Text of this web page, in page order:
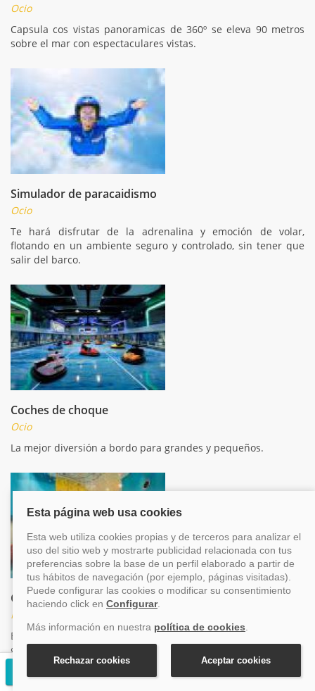
Ocio
Capsula cos vistas panoramicas de 360º se eleva 90 metros
sobre el mar con espectaculares vistas.
Simulador de paracaidismo
Ocio
Te hará disfrutar de la adrenalina y emoción de volar,
flotando en un ambiente seguro y controlado, sin tener que
salir del barco.
Coches de choque
Ocio
La mejor diversión a bordo para grandes y pequeños.
Club infantil
Niños
El barco ofrece un servicio de club infantil, organizado por
grupos de edades donde podrás llevar a los más pequeños
para que disfruten de numerosas actividades en compañía
de otros niños.